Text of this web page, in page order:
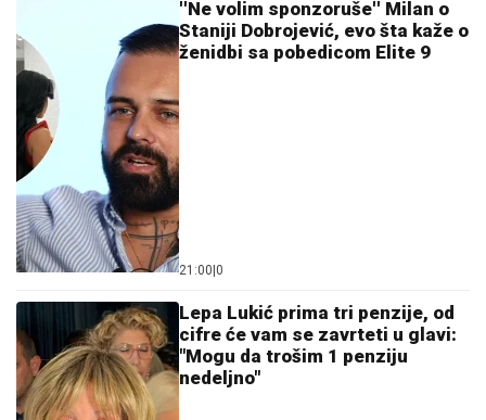
Optuženi "vračarci" za planiranje
ubistva: Kriptovane grupe, oružje u
ćebetu i majka koja je skrivala pištolj!
CECU NIKO NIJE PREPOZNAO NA AERODROMU
Leti iz Malage za Beograd: Kačket na glavi, atlet